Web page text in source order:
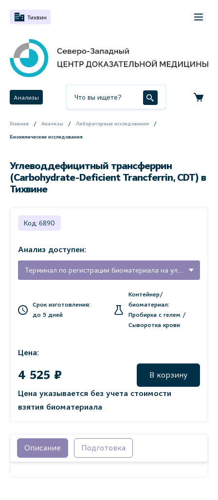
Тихвин
Анализы
Главная Анализы Лабораторные исследования
Биохимические исследования
Углеводдефицитный трансферрин
(Carbohydrate-Deficient Trancferrin, CDT) в
Тихвине
Код: 6890
Анализ доступен:
Терминал по регистрации биоматериала на ул. Карла Маркса, 68 (г. Тихвин)
Срок изготовления:
до 5 дней
Контейнер/
биоматериал:
Пробирка с гелем /
Сыворотка крови
Цена:
4 525 ₽
В корзину
Цена указывается без учета стоимости
взятия биоматериала
Описание Подготовка